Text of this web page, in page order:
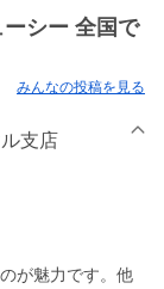
ーシー 全国で
みんなの投稿を見る
支店
が魅力です。他